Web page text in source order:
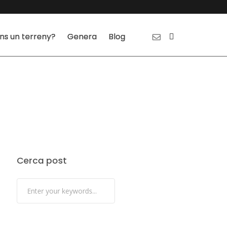
un terreny? Genera Blog
Cerca post